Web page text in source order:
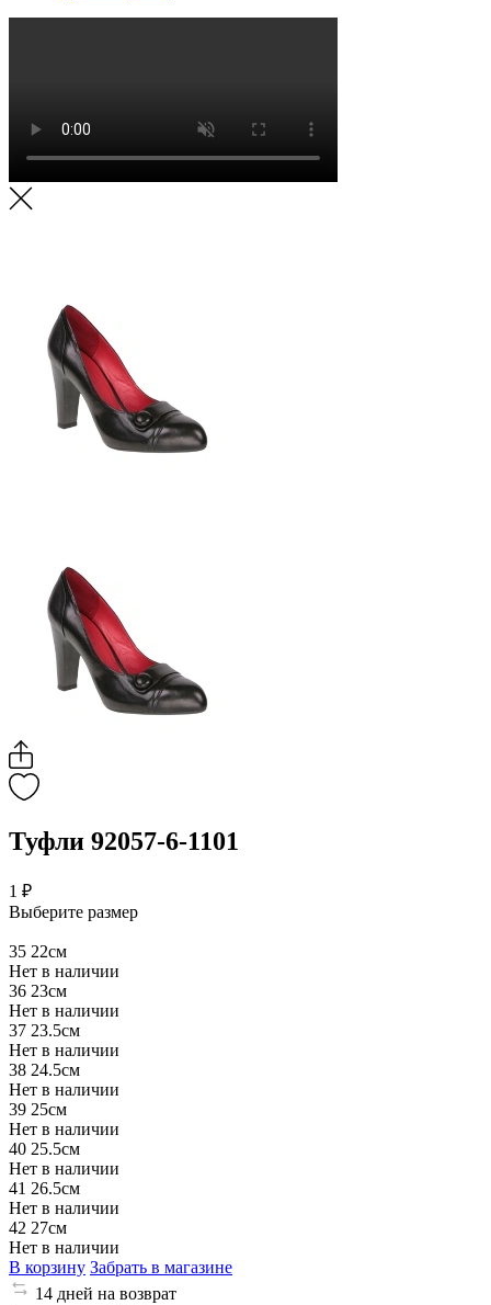
Туфли 92057-6-1101
1 ₽
Выберите размер
35 22см
Нет в наличии
36 23см
Нет в наличии
37 23.5см
Нет в наличии
38 24.5см
Нет в наличии
39 25см
Нет в наличии
40 25.5см
Нет в наличии
41 26.5см
Нет в наличии
42 27см
Нет в наличии
В корзину Забрать в магазине
14 дней на возврат